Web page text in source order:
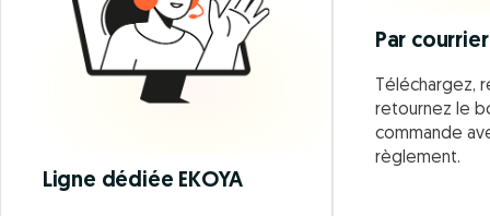
Ligne dédiée EKOYA
Par courrier
Téléchargez,
retournez le
commande
règlement.